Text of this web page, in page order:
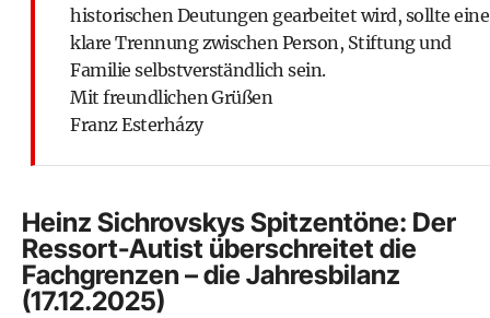
historischen Deutungen gearbeitet wird, sollte eine
klare Trennung zwischen Person, Stiftung und
Familie selbstverständlich sein.
Mit freundlichen Grüßen
Franz Esterházy
Heinz Sichrovskys Spitzentöne: Der
Ressort-Autist überschreitet die
Fachgrenzen – die Jahresbilanz
(17.12.2025)